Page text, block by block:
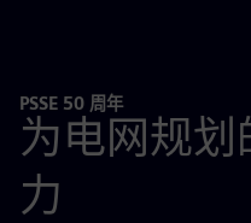
PSSE 50 周年
为电网规
力